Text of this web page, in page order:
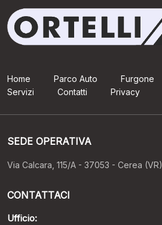
Home Parco Auto Furgone
Servizi
Contatti Privacy
SEDE OPERATIVA
Via Calcara, 115/A - 37053 - Cerea (VR)
CONTATTACI
Ufficio: